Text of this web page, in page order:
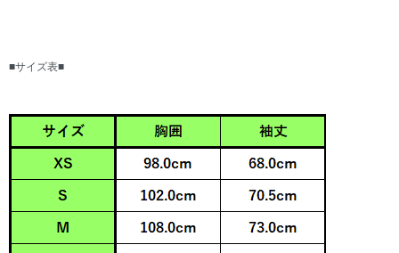
■サイズ表■